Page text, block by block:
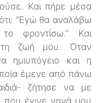
Και πήρε μέσα
“Εγώ θα αναλάβω
φροντίσω.” Και
ζωή μου. Όταν
ημιυπόγειο και η
έμενε από πάνω
ζήτησε να με
που έγινε νονά μου